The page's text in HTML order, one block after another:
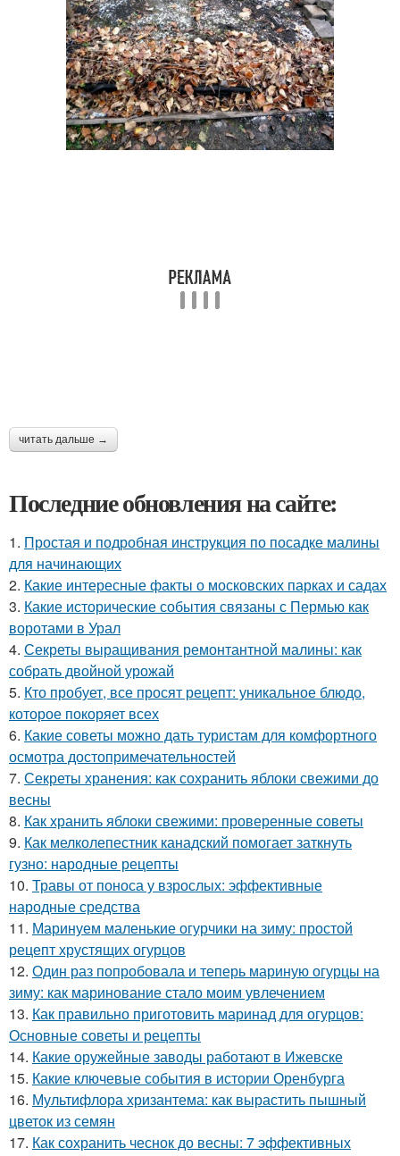
читать дальше →
Последние обновления на сайте:
1. Простая и подробная инструкция по посадке малины
для начинающих
2. Какие интересные факты о московских парках и садах
3. Какие исторические события связаны с Пермью как
воротами в Урал
4. Секреты выращивания ремонтантной малины: как
собрать двойной урожай
5. Кто пробует, все просят рецепт: уникальное блюдо,
которое покоряет всех
6. Какие советы можно дать туристам для комфортного
осмотра достопримечательностей
7. Секреты хранения: как сохранить яблоки свежими до
весны
8. Как хранить яблоки свежими: проверенные советы
9. Как мелколепестник канадский помогает заткнуть
гузно: народные рецепты
10. Травы от поноса у взрослых: эффективные
народные средства
11. Маринуем маленькие огурчики на зиму: простой
рецепт хрустящих огурцов
12. Один раз попробовала и теперь мариную огурцы на
зиму: как маринование стало моим увлечением
13. Как правильно приготовить маринад для огурцов:
Основные советы и рецепты
14. Какие оружейные заводы работают в Ижевске
15. Какие ключевые события в истории Оренбурга
16. Мультифлора хризантема: как вырастить пышный
цветок из семян
17. Как сохранить чеснок до весны: 7 эффективных